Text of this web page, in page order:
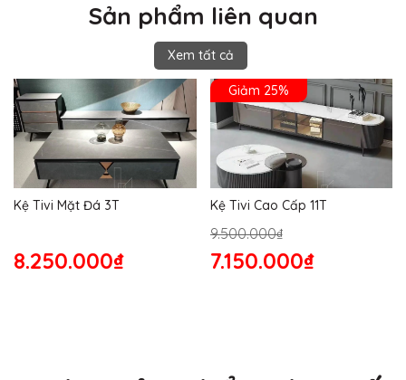
Sản phẩm liên quan
Xem tất cả
Kệ Tivi Mặt Đá 3T
8.250.000₫
Giảm 25%
Kệ Tivi Cao Cấp 11T
9.500.000₫
7.150.000₫